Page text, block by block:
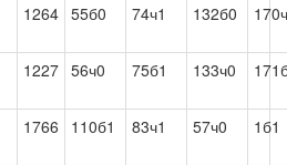
1264 55б0 74ч1 132б0
1227 56ч0 75б1 133ч0
1766 110б1 83ч1 57ч0 1б1